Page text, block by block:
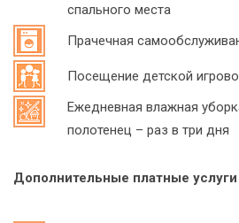
спального места
Прачечная
Посещение детской
Ежедневная влажная
полотенец – раз в три дня
Дополнительные платные услуги